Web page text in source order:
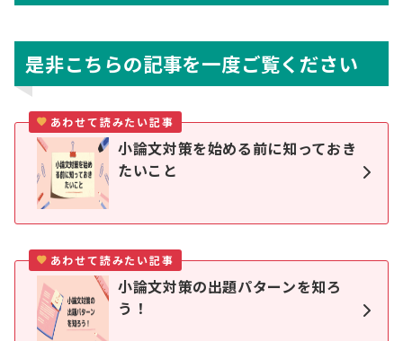
是非こちらの記事を一度ご覧ください
あわせて読みたい記事
小論文対策を始める前に知っておき
たいこと
あわせて読みたい記事
小論文対策の出題パターンを知ろ
う！